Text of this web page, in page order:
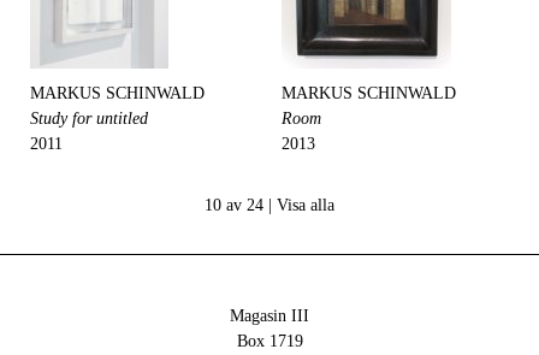
MARKUS SCHINWALD
Study for untitled
2011
MARKUS SCHINWALD
Room
2013
10 av 24 | Visa alla
Magasin III
Box 1719